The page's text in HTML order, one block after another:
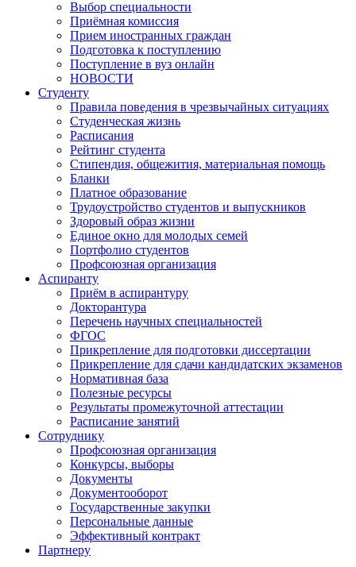
Выбор специальности
Приёмная комиссия
Прием иностранных граждан
Подготовка к поступлению
Поступление в вуз онлайн
НОВОСТИ
Студенту
Правила поведения в чрезвычайных ситуациях
Студенческая жизнь
Расписания
Рейтинг студента
Стипендия, общежития, материальная помощь
Бланки
Платное образование
Трудоустройство студентов и выпускников
Здоровый образ жизни
Единое окно для молодых семей
Портфолио студентов
Профсоюзная организация
Аспиранту
Приём в аспирантуру
Докторантура
Перечень научных специальностей
ФГОС
Прикрепление для подготовки диссертации
Прикрепление для сдачи кандидатских экзаменов
Нормативная база
Полезные ресурсы
Результаты промежуточной аттестации
Расписание занятий
Сотруднику
Профсоюзная организация
Конкурсы, выборы
Документы
Документооборот
Государственные закупки
Персональные данные
Эффективный контракт
Партнеру